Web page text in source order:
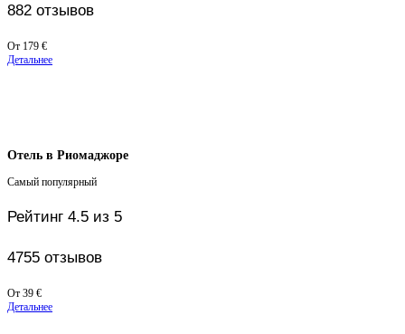
882 отзывов
Цены
от
От 179 €
Детальнее
Отель в Риомаджоре
Самый популярный
Рейтинг 4.5 из 5
4755 отзывов
Цены
от
От 39 €
Детальнее